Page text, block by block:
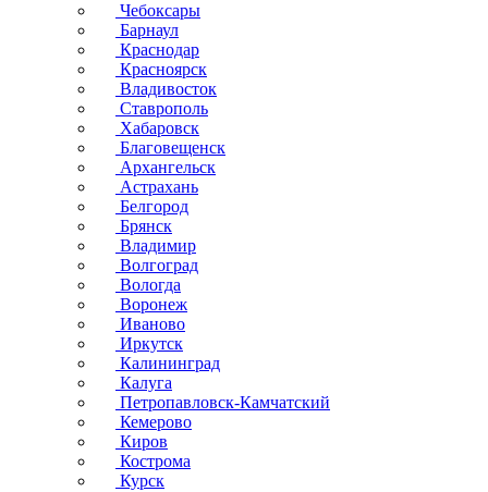
Чебоксары
Барнаул
Краснодар
Красноярск
Владивосток
Ставрополь
Хабаровск
Благовещенск
Архангельск
Астрахань
Белгород
Брянск
Владимир
Волгоград
Вологда
Воронеж
Иваново
Иркутск
Калининград
Калуга
Петропавловск-Камчатский
Кемерово
Киров
Кострома
Курск